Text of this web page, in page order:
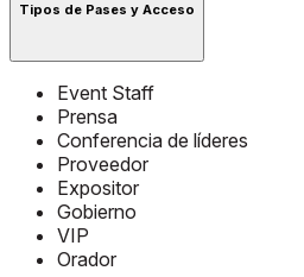
Tipos de Pases y Acceso
Event Staff
Prensa
Conferencia de líderes
Proveedor
Expositor
Gobierno
VIP
Orador